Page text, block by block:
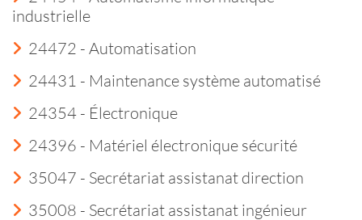
industrielle
24472 - Automatisation
24431 - Maintenance système automatisé
24354 - Électronique
24396 - Matériel électronique sécurité
35047 - Secrétariat assistanat direction
35008 - Secrétariat assistanat ingénieur